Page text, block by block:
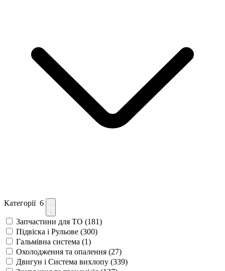
Категорії 6
Запчастини для ТО (181)
Підвіска і Рульове (300)
Гальмівна система (1)
Охолодження та опалення (27)
Двигун і Система вихлопу (339)